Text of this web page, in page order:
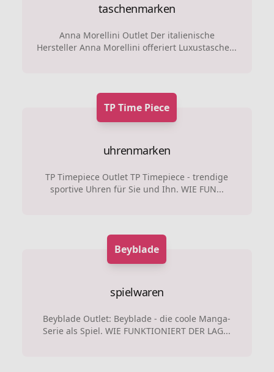
taschenmarken
Anna Morellini Outlet Der italienische
Hersteller Anna Morellini offeriert Luxustasche...
TP Time Piece
uhrenmarken
TP Timepiece Outlet TP Timepiece - trendige
sportive Uhren für Sie und Ihn. WIE FUN...
Beyblade
spielwaren
Beyblade Outlet: Beyblade - die coole Manga-
Serie als Spiel. WIE FUNKTIONIERT DER LAG...